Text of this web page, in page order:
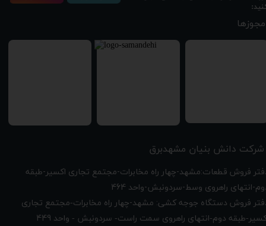
شرکت دانش بنیان مشهدبرق
فروش قطعات:مشهد-چهار راه مخابرات-مجتمع تجاری اکسیر-طبقه
انتهای راهروی وسط-سردونبش-واحد 464
فروش دستگاه جوجه کشی: مشهد-چهار راه مخابرات-مجتمع تجاری
طبقه دوم-انتهای راهروی سمت راست- سردونبش - واحد 449
مجوزها